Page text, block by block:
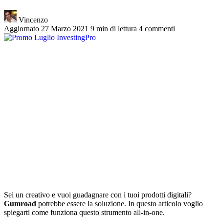
Vincenzo
Aggiornato 27 Marzo 2021 9 min di lettura 4 commenti
Sei un creativo e vuoi guadagnare con i tuoi prodotti digitali?
Gumroad potrebbe essere la soluzione. In questo articolo voglio
spiegarti come funziona questo strumento all-in-one.